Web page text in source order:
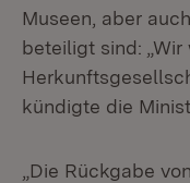
Museen, aber
beteiligt sind:
kündigte die
„Die Rückgabe